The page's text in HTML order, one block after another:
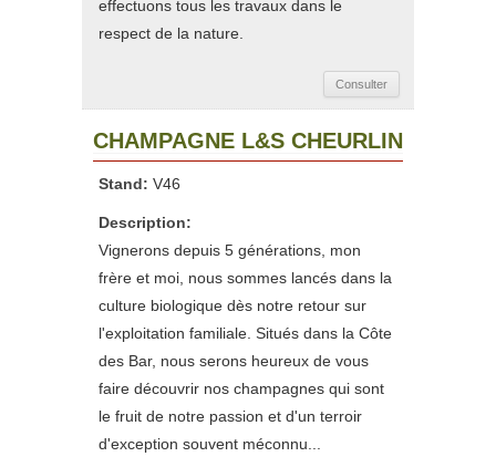
effectuons tous les travaux dans le
respect de la nature.
Consulter
CHAMPAGNE L&S CHEURLIN
Stand: V46
Description:
Vignerons depuis 5 générations, mon
frère et moi, nous sommes lancés dans la
culture biologique dès notre retour sur
l'exploitation familiale. Situés dans la Côte
des Bar, nous serons heureux de vous
faire découvrir nos champagnes qui sont
le fruit de notre passion et d'un terroir
d'exception souvent méconnu...